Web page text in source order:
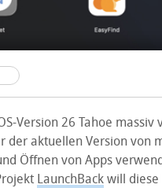
Version 26 Tahoe massiv
der aktuellen Version von
Öffnen von Apps
LaunchBackwill diese